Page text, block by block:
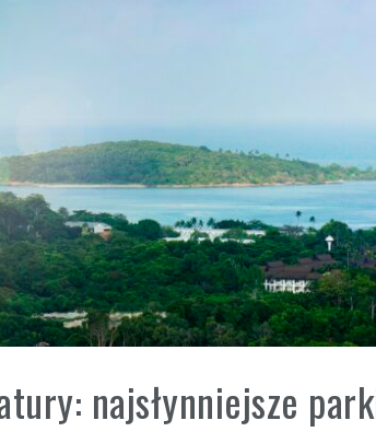
najsłynniejsze